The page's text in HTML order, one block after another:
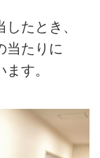
たとき、
当たりに
す。